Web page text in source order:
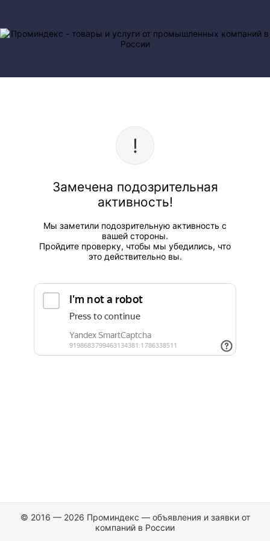
Замечена подозрительная
активность!
Мы заметили подозрительную активность с
вашей стороны.
Пройдите проверку, чтобы мы убедились, что
это действительно вы.
© 2016 — 2026 Проминдекс — объявления и заявки от
компаний в России